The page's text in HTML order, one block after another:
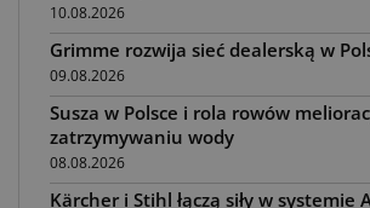
10.08.2026
Grimme rozwija sieć dealerską w
09.08.2026
Susza w Polsce i rola rowów
zatrzymywaniu wody
08.08.2026
Kärcher i Stihl łączą siły w systemie